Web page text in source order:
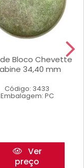
Bloco Chevette
34,40 mm
Código: 3433
Embalagem: PC
Ver
preço